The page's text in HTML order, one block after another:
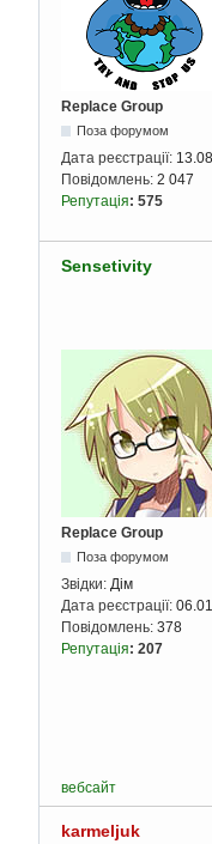
Replace Group
Поза форумом
Дата реєстрації:
Повідомлень: 2 047
Репутація: 575
Sensetivity
Replace Group
Поза форумом
Звідки: Дім
Дата реєстрації:
Повідомлень: 378
Репутація: 207
вебсайт
karmeljuk